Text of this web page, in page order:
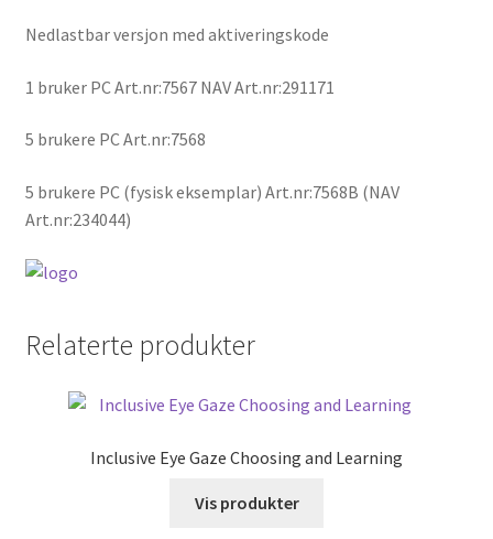
Nedlastbar versjon med aktiveringskode
1 bruker PC Art.nr:7567 NAV Art.nr:291171
5 brukere PC Art.nr:7568
5 brukere PC (fysisk eksemplar) Art.nr:7568B (NAV
Art.nr:234044)
Relaterte produkter
Inclusive Eye Gaze Choosing and Learning
Vis produkter